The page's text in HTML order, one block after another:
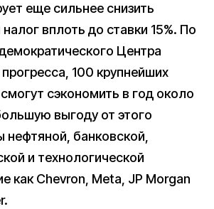
еще сильнее снизить
вплоть до ставки 15%. По
Центра
100 крупнейших
сэкономить в год около
выгоду от этого
нефтяной, банковской,
и технологической
как Chevron, Meta, JP Morgan